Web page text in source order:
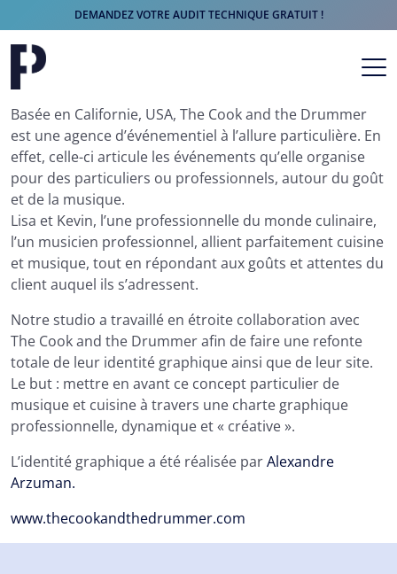
DEMANDEZ VOTRE AUDIT TECHNIQUE GRATUIT !
Aller au contenu
Navigation principale
Basée en Californie, USA, The Cook and the Drummer
est une agence d’événementiel à l’allure particulière. En
effet, celle-ci articule les événements qu’elle organise
pour des particuliers ou professionnels, autour du goût
et de la musique.
Lisa et Kevin, l’une professionnelle du monde culinaire,
l’un musicien professionnel, allient parfaitement cuisine
et musique, tout en répondant aux goûts et attentes du
client auquel ils s’adressent.
Notre studio a travaillé en étroite collaboration avec
The Cook and the Drummer afin de faire une refonte
totale de leur identité graphique ainsi que de leur site.
Le but : mettre en avant ce concept particulier de
musique et cuisine à travers une charte graphique
professionnelle, dynamique et « créative ».
L’identité graphique a été réalisée parAlexandre
Arzuman.
www.thecookandthedrummer.com